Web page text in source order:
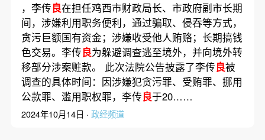
，李传良在担任鸡西市财政局长、市政府副市长期
间，涉嫌利用职务便利，通过骗取、侵吞等方式，
贪污巨额国有资金；涉嫌收受他人贿赂；长期搞钱
色交易。李传良为躲避调查逃至境外，并向境外转
移部分涉案赃款。 此次法院公告披露了李传良被
调查的具体时间：因涉嫌犯贪污罪、受贿罪、挪用
公款罪、滥用职权罪，李传良于20……
2024年10月14日 · 政经频道